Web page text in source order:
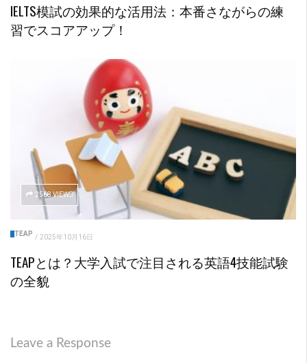
IELTS模試の効果的な活用法：本番さながらの練
習でスコアアップ！
2568 VIEWS
TEAP / 2025年10月16日
TEAPとは？大学入試で注目される英語4技能試験
の全貌
Leave a Response